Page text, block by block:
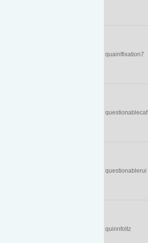
quaintfixation7
questionablecaf
questionablerui
quinnfoltz